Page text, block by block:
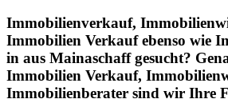
Immobilienverkauf,
Immobilien Verkauf ebenso wie
in aus Mainaschaff gesucht?
Immobilien Verkauf,
Immobilienberater sind wir Ihre